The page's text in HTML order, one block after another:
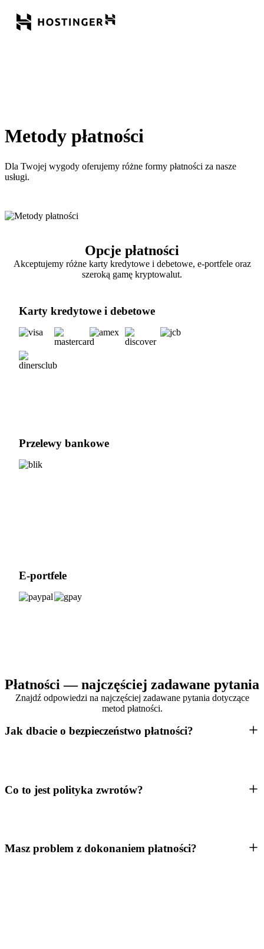
Metody płatności
Dla Twojej wygody oferujemy różne formy płatności za nasze
usługi.
Opcje płatności
Akceptujemy różne karty kredytowe i debetowe, e-portfele oraz
szeroką gamę kryptowalut.
Karty kredytowe i debetowe
Przelewy bankowe
E-portfele
Płatności — najczęściej zadawane pytania
Znajdź odpowiedzi na najczęściej zadawane pytania dotyczące
metod płatności.
Jak dbacie o bezpieczeństwo płatności?
Co to jest polityka zwrotów?
Masz problem z dokonaniem płatności?